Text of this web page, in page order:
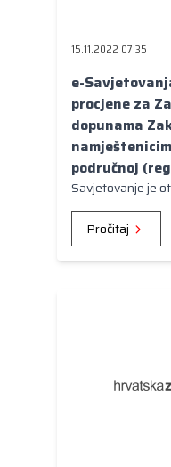
Europski
15.11.2022 07:35
e-
procjene za
dopunama
područnoj
Savjetovanje je
Pročitaj